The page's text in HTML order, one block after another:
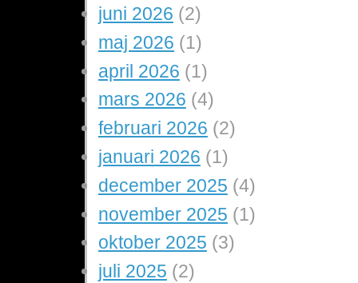
juni 2026 (2)
maj 2026 (1)
april 2026 (1)
mars 2026 (4)
februari 2026 (2)
januari 2026 (1)
december 2025 (4)
november 2025 (1)
oktober 2025 (3)
juli 2025 (2)